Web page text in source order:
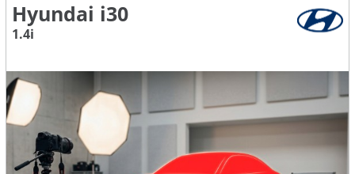
Hyundai i30
1.4i